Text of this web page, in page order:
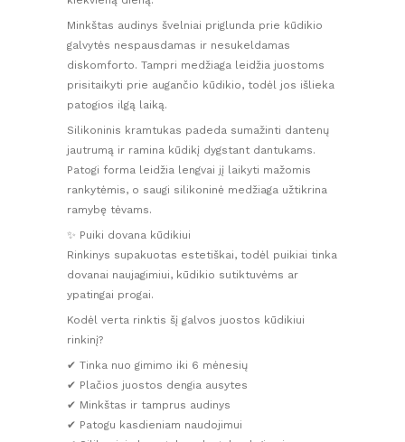
Minkštas audinys švelniai priglunda prie kūdikio
galvytės nespausdamas ir nesukeldamas
diskomforto. Tampri medžiaga leidžia juostoms
prisitaikyti prie augančio kūdikio, todėl jos išlieka
patogios ilgą laiką.
Silikoninis kramtukas padeda sumažinti dantenų
jautrumą ir ramina kūdikį dygstant dantukams.
Patogi forma leidžia lengvai jį laikyti mažomis
rankytėmis, o saugi silikoninė medžiaga užtikrina
ramybę tėvams.
✨ Puiki dovana kūdikiui
Rinkinys supakuotas estetiškai, todėl puikiai tinka
dovanai naujagimiui, kūdikio sutiktuvėms ar
ypatingai progai.
Kodėl verta rinktis šį galvos juostos kūdikiui
rinkinį?
✔ Tinka nuo gimimo iki 6 mėnesių
✔ Plačios juostos dengia ausytes
✔ Minkštas ir tamprus audinys
✔ Patogu kasdieniam naudojimui